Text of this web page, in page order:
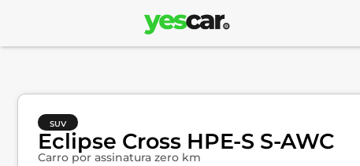
SUV
Eclipse Cross HPE-S S-AWC
Carro por assinatura zero km